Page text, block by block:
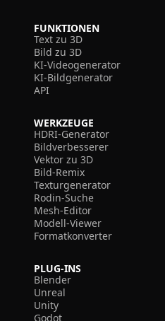
FUNKTIONEN
Text zu 3D
Bild zu 3D
KI-Videogenerator
KI-Bildgenerator
API
WERKZEUGE
HDRI-Generator
Bildverbesserer
Vektor zu 3D
Bild-Remix
Texturgenerator
Rodin-Suche
Mesh-Editor
Modell-Viewer
Formatkonverter
PLUG-INS
Blender
Unreal
Unity
Godot